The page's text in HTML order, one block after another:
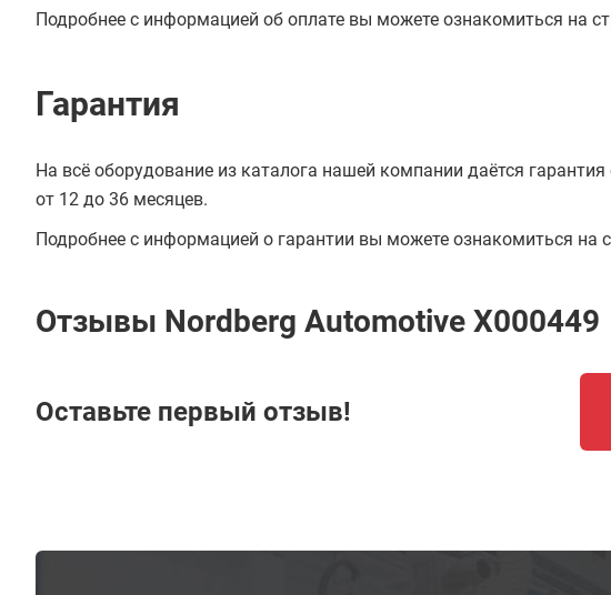
Подробнее с информацией об оплате вы можете ознакомиться на
Гарантия
На всё оборудование из каталога нашей компании даётся
от 12 до 36 месяцев.
Подробнее с информацией о гарантии вы можете ознакомиться на
Отзывы Nordberg Automotive X000449
Оставьте первый отзыв!